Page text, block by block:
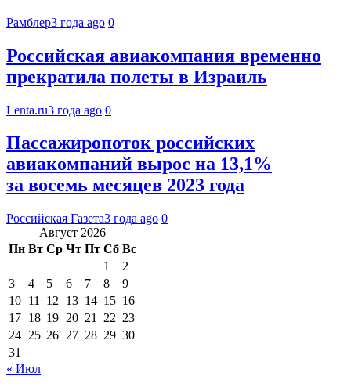
Рамблер3 года ago 0
Российская авиакомпания временно
прекратила полеты в Израиль
Lenta.ru3 года ago 0
Пассажиропоток российских
авиакомпаний вырос на 13,1%
за восемь месяцев 2023 года
Российская Газета3 года ago 0
Август 2026
Пн Вт Ср Чт Пт Сб Вс
1
2
3
4 5 6 7 8
9
10 11 12 13 14 15 16
17 18 19 20 21 22 23
24 25 26 27 28 29 30
31
« Июл